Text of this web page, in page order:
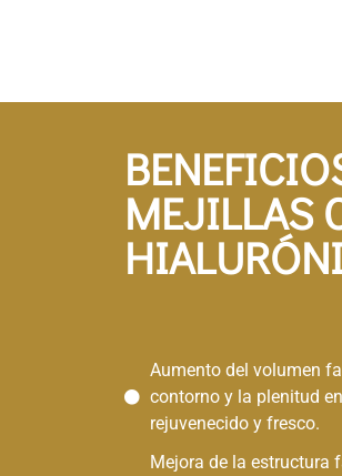
MEJILLAS
Aumento del volumen
contorno y la plenitud
rejuvenecido y fresco.
Mejora de la estructura